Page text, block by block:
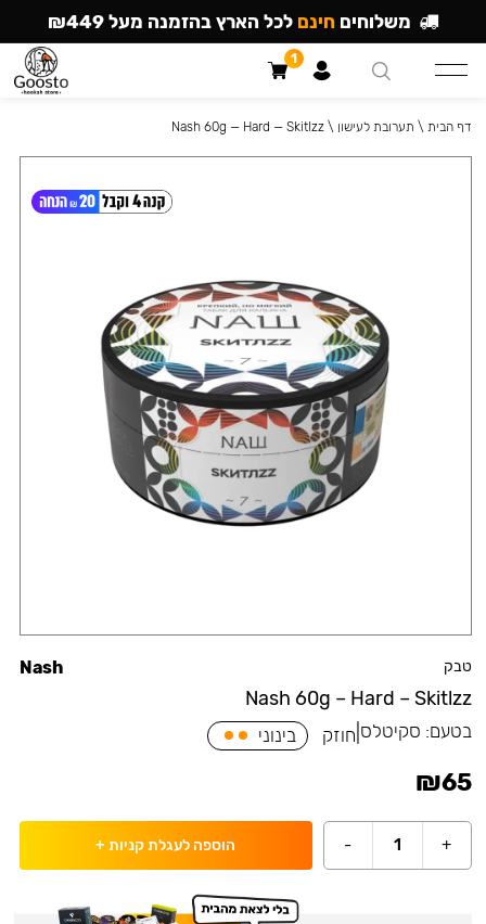
טבק
Nash 60g – Hard – Skitlzz
Nash
בטעם: סקיטלס חוזק בינוני
₪65
+
1
- הוספה לעגלת קניות +
דף הבית \ תערובת לעישון \
Nash 60g — Hard — Skitlzz
משלוחים חינם לכל הארץ בהזמנה מעל ₪449
1